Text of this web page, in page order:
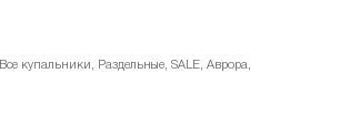
Все купальники , Раздельные, SALE, Аврора,